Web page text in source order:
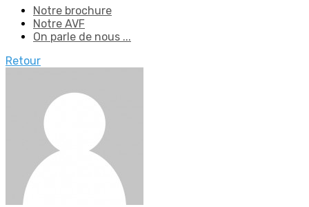
Notre brochure
Notre AVF
On parle de nous ...
Retour